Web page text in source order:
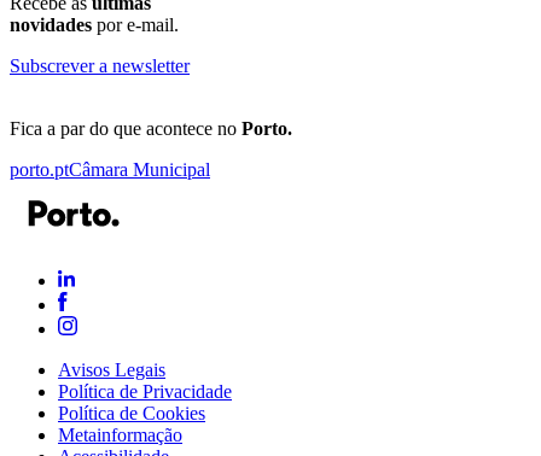
novidades por e-mail.
Subscrever a newsletter
Fica a par do que acontece no Porto.
porto.ptCâmara Municipal
Avisos Legais
Política de Privacidade
Política de Cookies
Metainformação